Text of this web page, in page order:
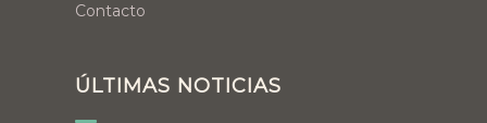
Contacto
ÚLTIMAS NOTICIAS